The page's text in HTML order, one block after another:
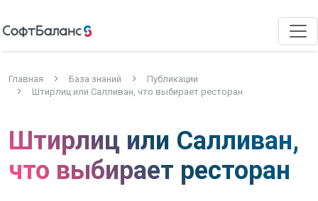
Главная База знаний
Публикации
Штирлиц или Салливан, что выбирает ресторан
Штирлиц или Салливан,
что выбирает ресторан